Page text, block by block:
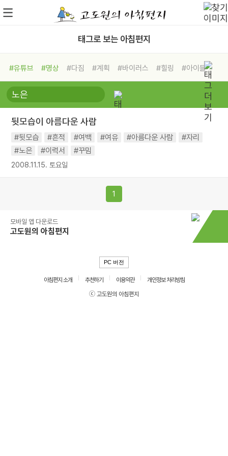
태그로 보는 아침편지
#유튜브 #명상 #다짐 #계획 #바이러스 #힐링
#아이들
#비전캠프
#독서캠프 #삶
#희망
#나눔 #친구 #링컨학교
#독서
#건강 #면역력
뒷모습이 아름다운 사람
#뒷모습 #흔적 #여백 #여유 #아름다운 사람
#자리
#노은
#이력서 #꾸밈
2008.11.15. 토요일
1
모바일 앱 다운로드
고도원의 아침편지
PC 버전
아침편지 소개 추천하기 이용약관
개인정보 처리방침
ⓒ 고도원의 아침편지